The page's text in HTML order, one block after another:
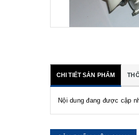
CHI TIẾT SẢN PHẨM
Nội dung đang được cập